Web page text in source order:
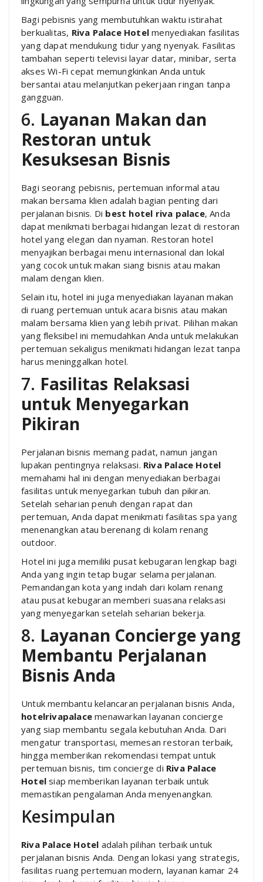
Bagi pebisnis yang membutuhkan waktu istirahat
berkualitas, Riva Palace Hotel menyediakan fasilitas
yang dapat mendukung tidur yang nyenyak. Fasilitas
tambahan seperti televisi layar datar, minibar, serta
akses Wi-Fi cepat memungkinkan Anda untuk
bersantai atau melanjutkan pekerjaan ringan tanpa
gangguan.
6. Layanan Makan dan
Restoran untuk
Kesuksesan Bisnis
Bagi seorang pebisnis, pertemuan informal atau
makan bersama klien adalah bagian penting dari
perjalanan bisnis. Di best hotel riva palace, Anda
dapat menikmati berbagai hidangan lezat di restoran
hotel yang elegan dan nyaman. Restoran hotel
menyajikan berbagai menu internasional dan lokal
yang cocok untuk makan siang bisnis atau makan
malam dengan klien.
Selain itu, hotel ini juga menyediakan layanan makan
di ruang pertemuan untuk acara bisnis atau makan
malam bersama klien yang lebih privat. Pilihan makan
yang fleksibel ini memudahkan Anda untuk melakukan
pertemuan sekaligus menikmati hidangan lezat tanpa
harus meninggalkan hotel.
7. Fasilitas Relaksasi
untuk Menyegarkan
Pikiran
Perjalanan bisnis memang padat, namun jangan
lupakan pentingnya relaksasi. Riva Palace Hotel
memahami hal ini dengan menyediakan berbagai
fasilitas untuk menyegarkan tubuh dan pikiran.
Setelah seharian penuh dengan rapat dan
pertemuan, Anda dapat menikmati fasilitas spa yang
menenangkan atau berenang di kolam renang
outdoor.
Hotel ini juga memiliki pusat kebugaran lengkap bagi
Anda yang ingin tetap bugar selama perjalanan.
Pemandangan kota yang indah dari kolam renang
atau pusat kebugaran memberi suasana relaksasi
yang menyegarkan setelah seharian bekerja.
8. Layanan Concierge yang
Membantu Perjalanan
Bisnis Anda
Untuk membantu kelancaran perjalanan bisnis Anda,
hotelrivapalace menawarkan layanan concierge
yang siap membantu segala kebutuhan Anda. Dari
mengatur transportasi, memesan restoran terbaik,
hingga memberikan rekomendasi tempat untuk
pertemuan bisnis, tim concierge di Riva Palace
Hotel siap memberikan layanan terbaik untuk
memastikan pengalaman Anda menyenangkan.
Kesimpulan
Riva Palace Hotel adalah pilihan terbaik untuk
perjalanan bisnis Anda. Dengan lokasi yang strategis,
fasilitas ruang pertemuan modern, layanan kamar 24